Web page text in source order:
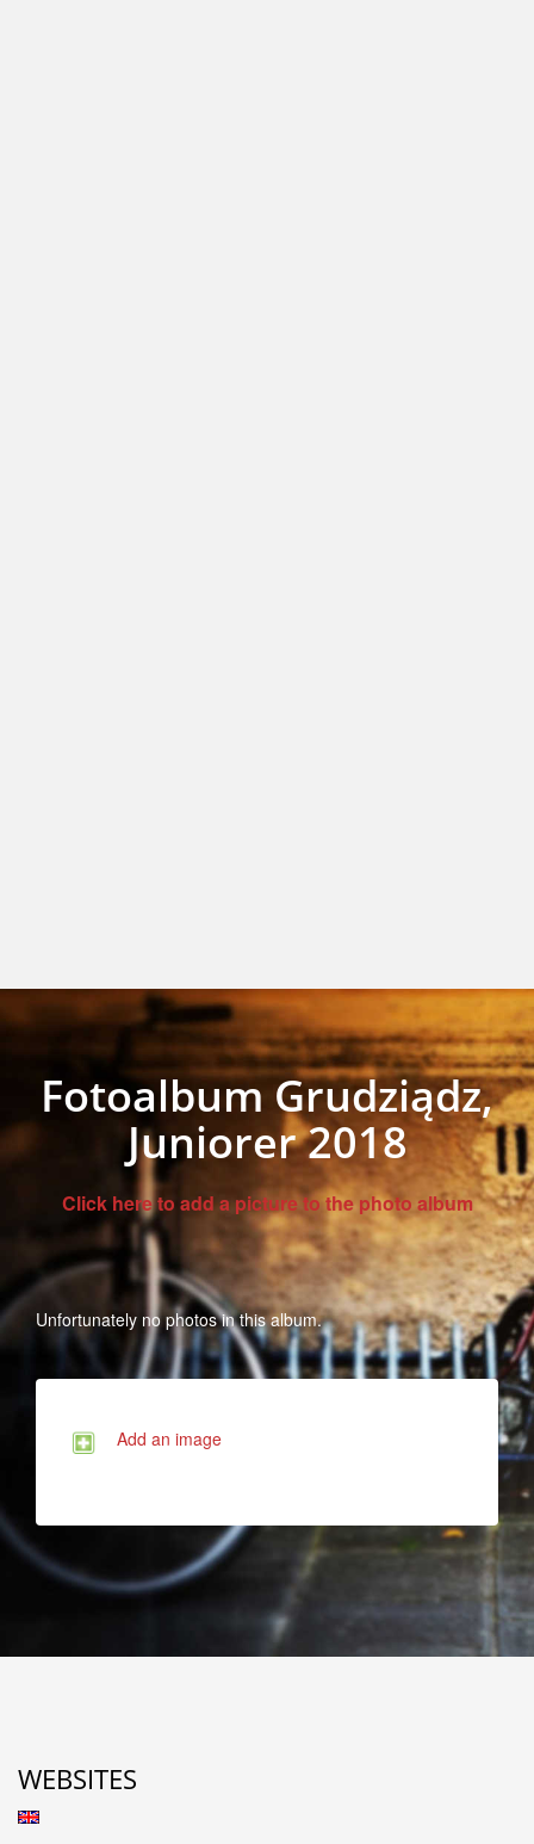
Fotoalbum Grudziądz,
Juniorer 2018
Click here to add a picture to the photo album
Unfortunately no photos in this album.
Add an image
WEBSITES